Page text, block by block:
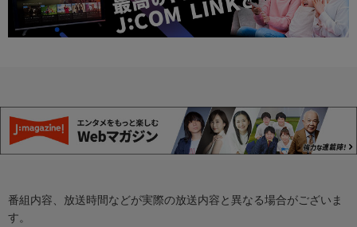
番組内容、放送時間などが実際の放送内容と異なる場合がございま
す。